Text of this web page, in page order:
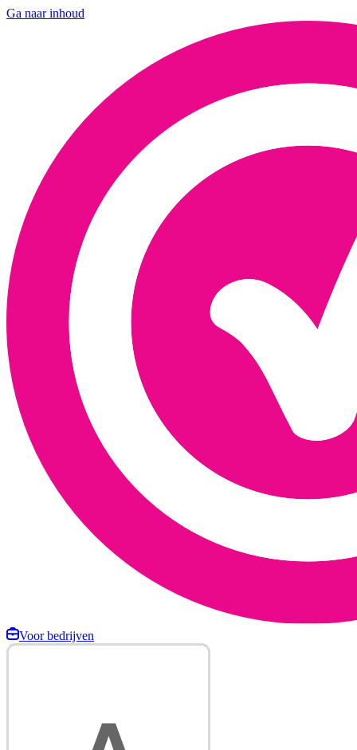
Ga naar inhoud
Voor bedrijven